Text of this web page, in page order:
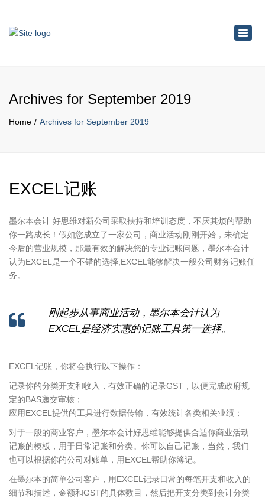
Archives for September 2019
Home Archives for September 2019
EXCEL记账
墨尔本会计 好思维对新公司采取扶持和培训态度，不厌其烦的帮助
你一路成长！假如您成立了一家公司，商业活动刚刚开始，未确定
今后的营业规模，那最有效的解决您的专业记账问题，墨尔本会计
认为EXCEL是一个不错的选择,EXCEL能够解决一般公司财务记账任
务。
刚起步从事商业活动，墨尔本会计认为
EXCEL是经济实惠的记账工具第一选择。
EXCEL记账，你将会执行以下操作：
记录你的分类开支和收入，有效正确的记录GST，以便完成政府规
定的BAS递交审核；
应用EXCEL提供的工具进行数据传输，有效统计各类相关业绩；
对于一般的商业客户，墨尔本会计好思维能够提供合适你商业活动
记账的模板，用于日常记账和分类。你可以自己记账，当然，我们
也可以根据你的公司对账单，用EXCEL帮助你簿记。
在墨尔本的简单公司客户，用EXCEL记录日常的每笔开支和收入的
细节和描述，金额和GST的具体数目，然后把开支分类到会计分类